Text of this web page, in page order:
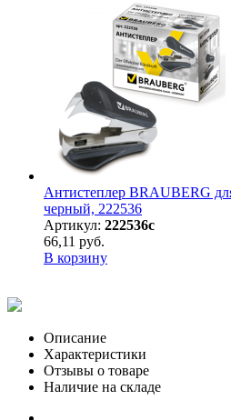
Антистеплер BRAUBERG
черный, 222536
Артикул: 222536с
66,11 руб.
В корзину
Описание
Характеристики
Отзывы о товаре
Наличие на складе